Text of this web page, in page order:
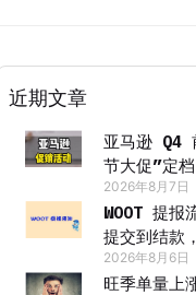
近期文章
亚马逊 Q4
节大促”定
2026年8月7日
WOOT 提报
提交到结款
2026年8月6日
旺季单量上